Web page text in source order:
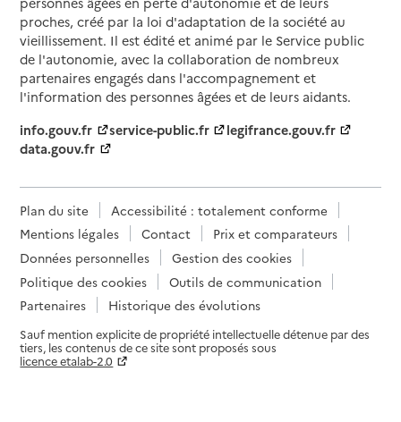
proches, créé par la loi d'adaptation de la société au
vieillissement. Il est édité et animé par le Service public
de l'autonomie, avec la collaboration de nombreux
partenaires engagés dans l'accompagnement et
l'information des personnes âgées et de leurs aidants.
info.gouv.fr
service-public.fr
legifrance.gouv.fr
data.gouv.fr
Plan du site
Accessibilité : totalement conforme
Mentions légales
Contact
Prix et comparateurs
Données personnelles
Gestion des cookies
Politique des cookies
Outils de communication
Partenaires
Historique des évolutions
Sauf mention explicite de propriété intellectuelle détenue par des
tiers, les contenus de ce site sont proposés sous
licence etalab-2.0